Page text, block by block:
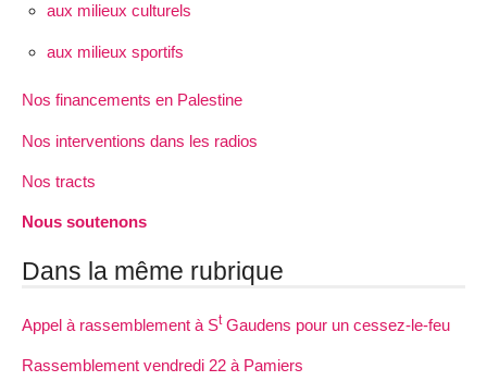
aux milieux culturels
aux milieux sportifs
Nos financements en Palestine
Nos interventions dans les radios
Nos tracts
Nous soutenons
Dans la même rubrique
Appel à rassemblement à StGaudens pour un cessez-le-feu
Rassemblement vendredi 22 à Pamiers